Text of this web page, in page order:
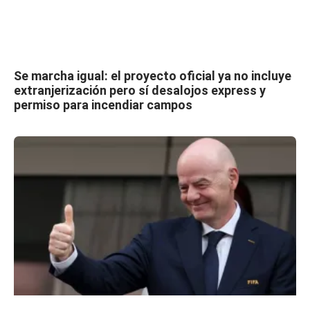
Se marcha igual: el proyecto oficial ya no incluye
extranjerización pero sí desalojos express y
permiso para incendiar campos